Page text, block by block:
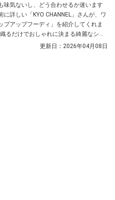
味気ないし、どう合わせるか迷います
詳しい「KYO CHANNEL」さんが、ワ
プアップフーディ」を紹介してくれま
るだけでおしゃれに決まる綺麗なシル
との相性も抜群！春のカジュアルコー
更新日： 2026年04月08日